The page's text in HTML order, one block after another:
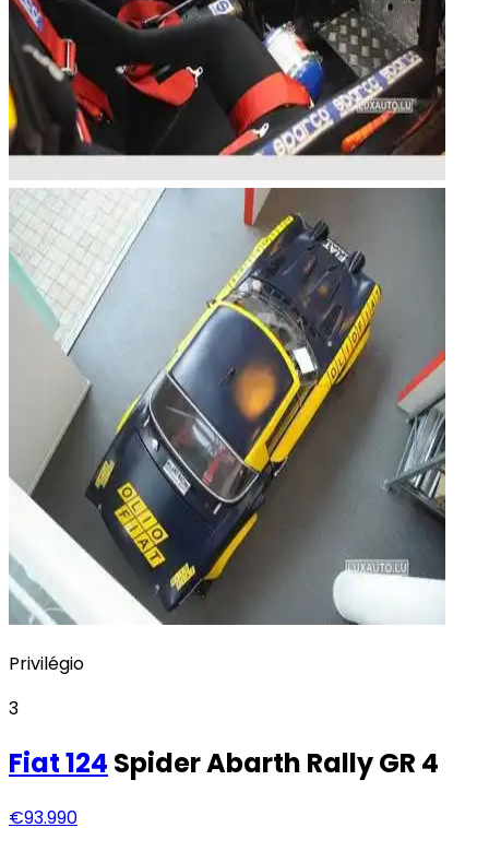
Privilégio
3
Fiat124 Spider Abarth Rally GR 4
€93.990